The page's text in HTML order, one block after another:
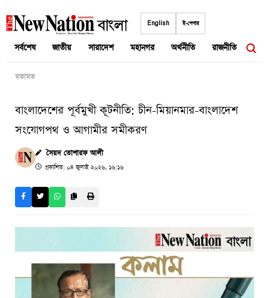
to
English ই-পেপার
সর্বশেষ জাতীয় সারাদেশ মহানগর অর্থনীতি রাজনীতি
মতামত
বাংলাদেশের পূর্বমুখী কূটনীতি: চীন-মিয়ানমার-বাংলাদেশ
সংযোগপথ ও আগামীর সমীকরণ
সৈয়দ তোশারফ আলী
প্রকাশিত: ০৪ জুলাই ২০২৬, ১৬:১৬